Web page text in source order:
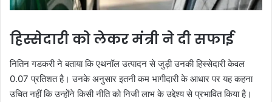
हिस्सेदारी को लेकर मंत्री ने दी सफाई
नितिन गडकरी ने बताया कि एथनॉल उत्पादन से जुड़ी उनकी हिस्सेदारी केवल
0.07 प्रतिशत है। उनके अनुसार इतनी कम भागीदारी के आधार पर यह कहना
उचित नहीं कि उन्होंने किसी नीति को निजी लाभ के उद्देश्य से प्रभावित किया है।